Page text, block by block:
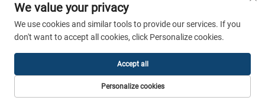
[email protected]
Telif hakkı © 2026 AWSTOUCH. Tüm hakları saklıdır. - Gizlilik Politikası
We value your privacy
We use cookies and similar tools to provide our services. If you
don't want to accept all cookies, click Personalize cookies.
Personalize cookies
Accept all